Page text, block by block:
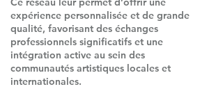
expérience personnalisée et de grande
qualité, favorisant des échanges
professionnels significatifs et une
intégration active au sein des
communautés artistiques locales et
internationales.